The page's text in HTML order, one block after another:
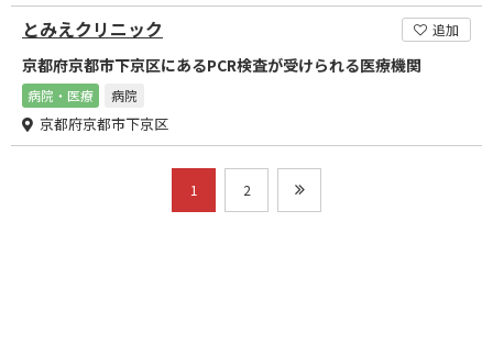
とみえクリニック 追加
京都府京都市下京区にあるPCR検査が受けられる医療機関
病院・医療 病院
京都府京都市下京区
1 2